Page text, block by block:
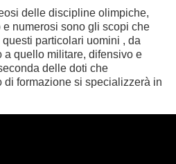
delle discipline olimpiche,
numerosi sono gli scopi che
particolari uomini , da
a quello militare, difensivo e
delle doti che
formazione si specializzerà in